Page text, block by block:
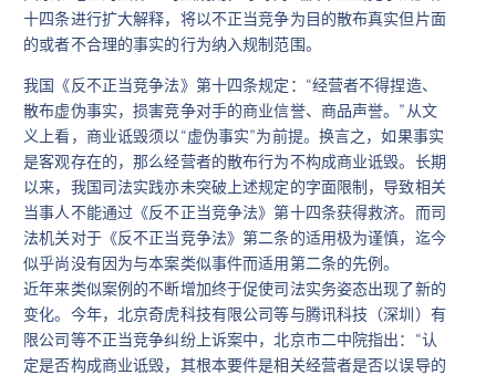
十四条进行扩大解释，将以不正当竞争为目的散布真实但片面
的或者不合理的事实的行为纳入规制范围。
我国《反不正当竞争法》第十四条规定：“经营者不得捏造、
散布虚伪事实，损害竞争对手的商业信誉、商品声誉。”从文
义上看，商业诋毁须以“虚伪事实”为前提。换言之，如果事实
是客观存在的，那么经营者的散布行为不构成商业诋毁。长期
以来，我国司法实践亦未突破上述规定的字面限制，导致相关
当事人不能通过《反不正当竞争法》第十四条获得救济。而司
法机关对于《反不正当竞争法》第二条的适用极为谨慎，迄今
似乎尚没有因为与本案类似事件而适用第二条的先例。
近年来类似案例的不断增加终于促使司法实务姿态出现了新的
变化。今年，北京奇虎科技有限公司等与腾讯科技（深圳）有
限公司等不正当竞争纠纷上诉案中，北京市二中院指出：“认
定是否构成商业诋毁，其根本要件是相关经营者是否以误导的